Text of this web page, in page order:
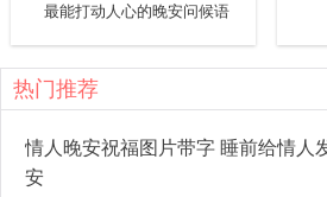
最能打动人心的晚安问候语
热门推荐
情人晚安祝福图片带字 睡前给情人
安